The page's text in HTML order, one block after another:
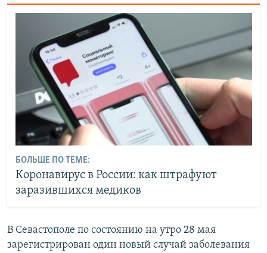
БОЛЬШЕ ПО ТЕМЕ:
Коронавирус в России: как штрафуют
заразившихся медиков
В Севастополе по состоянию на утро 28 мая
зарегистрирован один новый случай заболевания